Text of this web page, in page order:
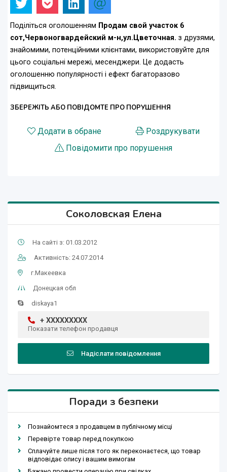
Поділіться оголошенням Продам свой участок 6
сот,Червоногвардейский м-н,ул.Цветочная. з друзями,
знайомими, потенційними клієнтами, використовуйте для
цього соціальні мережі, месенджери. Це додасть
оголошенню популярності і ефект багаторазово
підвищиться.
ЗБЕРЕЖІТЬ АБО ПОВІДОМТЕ ПРО ПОРУШЕННЯ
Додати в обране
Роздрукувати
Повідомити про порушення
Соколовская Елена
На сайті з: 01.03.2012
Активність: 24.07.2014
г.Макеевка
Донецкая обл
diskaya1
+ XXXXXXXXX
Показати телефон продавця
Надіслати повідомлення
Поради з безпеки
Познайомтеся з продавцем в публічному місці
Перевірте товар перед покупкою
Сплачуйте лише після того як переконаєтеся, що товар
відповідає опису і вашим вимогам